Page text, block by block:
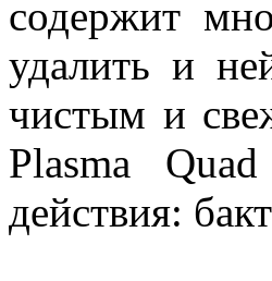
содержит
удалить и
чистым и
Plasma
действия: